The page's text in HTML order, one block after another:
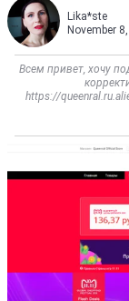
Lika*ste
November
Всем привет, хочу
https://